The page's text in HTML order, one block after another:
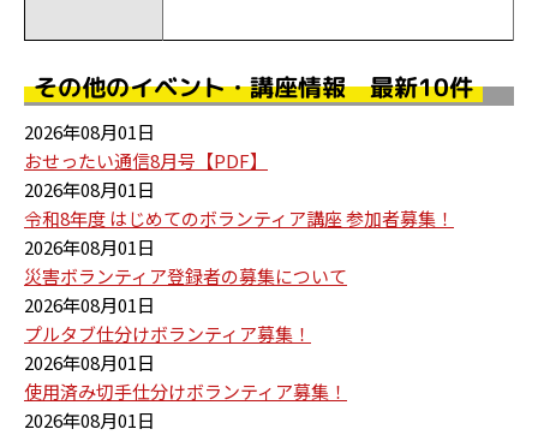
その他のイベント・講座情報 最新10件
2026年08月01日
おせったい通信8月号【PDF】
2026年08月01日
令和8年度 はじめてのボランティア講座 参加者募集！
2026年08月01日
災害ボランティア登録者の募集について
2026年08月01日
プルタブ仕分けボランティア募集！
2026年08月01日
使用済み切手仕分けボランティア募集！
2026年08月01日